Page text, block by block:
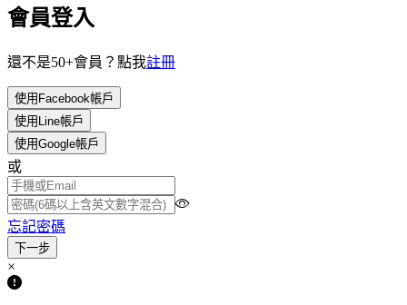
會員登入
還不是50+會員？點我註冊
使用Facebook帳戶
使用Line帳戶
使用Google帳戶
或
忘記密碼
×